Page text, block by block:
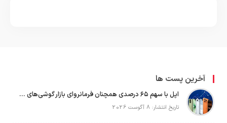
آخرین پست ها
اپل با سهم ۶۵ درصدی همچنان فرمانروای بازار گوشی‌های پریمیوم جهان است
تاریخ انتشار: 8 آگوست 2026